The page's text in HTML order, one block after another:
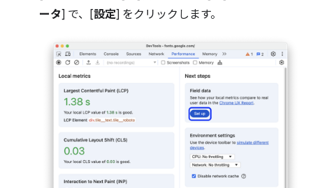
ータ] で、[設定] をクリックします。